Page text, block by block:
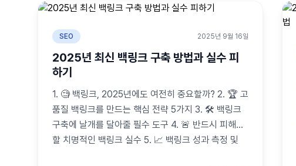
SEO 2025년 9월 16일
2025년 최신 백링크 구축 방법과 실수 피
하기
1. 🧐 백링크, 2025년에도 여전히 중요할까? 2. 🏆 고
품질 백링크를 만드는 핵심 전략 5가지 3. 🛠️ 백링크
구축에 날개를 달아줄 필수 도구 4. 🚨 반드시 피해야
할 치명적인 백링크 실수 5. 📈 백링크 성과 측정 및